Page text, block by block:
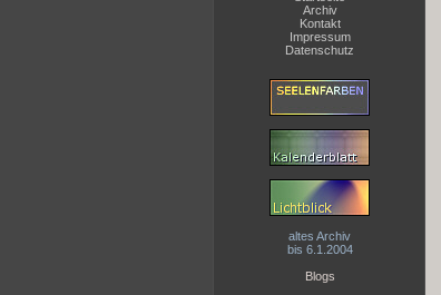
Archiv
Kontakt
Impressum
Datenschutz
altes Archiv
bis 6.1.2004
Blogs